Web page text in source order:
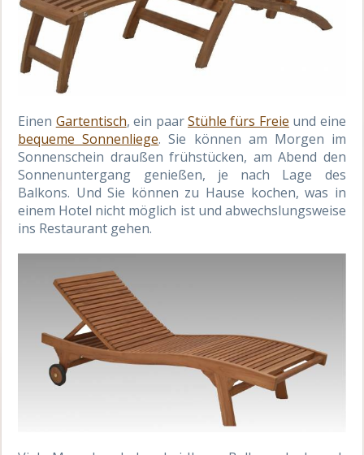
Einen Gartentisch, ein paarStühle fürs Freie und eine
bequeme Sonnenliege. Sie können am Morgen im
Sonnenschein draußen frühstücken, am Abend den
Sonnenuntergang genießen, je nach Lage des
Balkons. Und Sie können zu Hause kochen, was in
einem Hotel nicht möglich ist und abwechslungsweise
ins Restaurant gehen.